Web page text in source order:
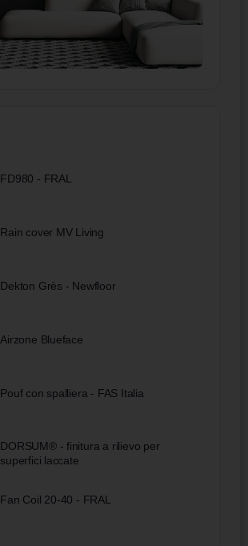
FD980 - FRAL
Rain cover MV Living
Dekton Grès - Newfloor
Airzone Blueface
Pouf con spalliera - FAS Italia
DORSUM® - finitura a rilievo per
superfici laccate
Fan Coil 20-40 - FRAL